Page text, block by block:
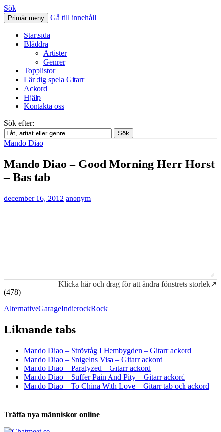
Svenskatabs.se
Sök
Primär meny Gå till innehåll
Startsida
Bläddra
Artister
Genrer
Topplistor
Lär dig spela Gitarr
Ackord
Hjälp
Kontakta oss
Sök efter:
Sök
Mando Diao
Mando Diao – Good Morning Herr Horst
– Bas tab
december 16, 2012 anonym
Klicka här och drag för att ändra fönstrets storlek↗
(478)
AlternativeGarageIndierockRock
Liknande tabs
Mando Diao – Strövtåg I Hembygden – Gitarr ackord
Mando Diao – Snigelns Visa – Gitarr ackord
Mando Diao – Paralyzed – Gitarr ackord
Mando Diao – Suffer Pain And Pity – Gitarr ackord
Mando Diao – To China With Love – Gitarr tab och ackord
Träffa nya människor online